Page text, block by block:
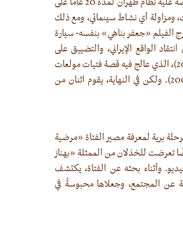
ومزاولة أي نشاط سينمائي، ومع ذلك
الفيلم «جعفر بناهي» بنفسه- سيارة
الواقع الإيراني، والتضييق على
الحريات، ووضع المرأة، وهي أمور أو قضايا تشتبك مع أفلامه السابقة، مثل «تسلل» (2006)، الذي عالج فيه قصة فتيات مولعات
بكرة القدم اِضطررنَ إلى دخول أحد الملاعب متنكرات، وفيلمه السابق «الدائرة» (2000). ولكن في النهاية، يقوم اثنان من
«ثلاثة وجوه» الذي أنتجه عام 2018، حيث يقوم برحلة برية لمعرفة مصير الفتاة «مرضية
تعرضت للخذلان من الممثلة «بهناز
وأثناء بحثه عن الفتاة، يكتشف
عن المجتمع، وجعلاها محبوسةً في